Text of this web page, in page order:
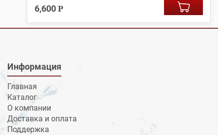
6,600 Р
Информация
Главная
Каталог
О компании
Доставка и оплата
Поддержка